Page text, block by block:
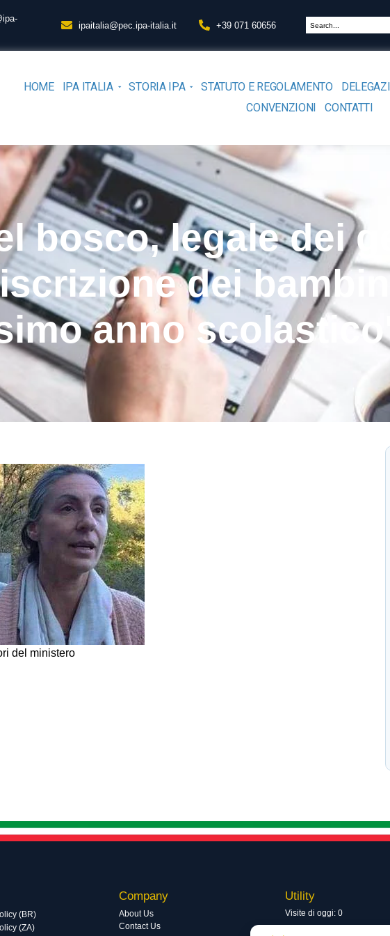
ipaitalia@pec.ipa-italia.it +39 071 60656
HOME IPA ITALIA STORIA IPA STATUTO E REGOLAMENTO
CONVENZIONI
CONTATTI
bosco, legale dei
dei
anno
del ministero
(BR)
(ZA)
Company
About Us
Contact Us
Utility
Visite di oggi: 0
Visite totali: 13748